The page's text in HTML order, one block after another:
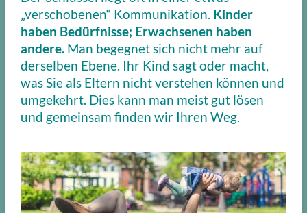
„verschobenen“ Kommunikation. Kinder
haben Bedürfnisse; Erwachsenen haben
andere. Man begegnet sich nicht mehr auf
derselben Ebene. Ihr Kind sagt oder macht,
was Sie als Eltern nicht verstehen können und
umgekehrt. Dies kann man meist gut lösen
und gemeinsam finden wir Ihren Weg.